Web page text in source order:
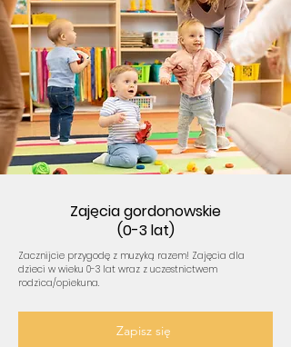
Zajęcia gordonowskie
(0-3 lat)
Zacznijcie przygodę z muzyką razem! Zajęcia dla
dzieci w wieku 0-3 lat wraz z uczestnictwem
rodzica/opiekuna.
Zapisz się